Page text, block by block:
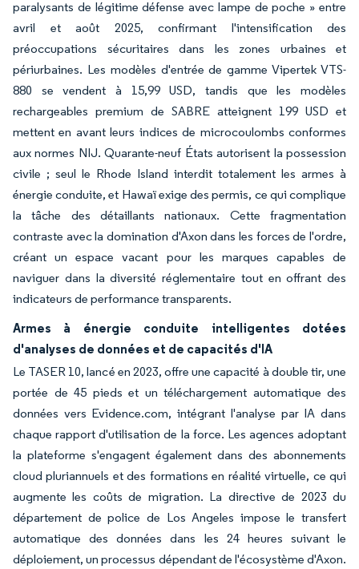
paralysants de légitime défense avec lampe de poche » entre
avril et août 2025, confirmant l'intensification des
préoccupations sécuritaires dans les zones urbaines et
périurbaines. Les modèles d'entrée de gamme Vipertek VTS-
880 se vendent à 15,99 USD, tandis que les modèles
rechargeables premium de SABRE atteignent 199 USD et
mettent en avant leurs indices de microcoulombs conformes
aux normes NIJ. Quarante-neuf États autorisent la possession
civile ; seul le Rhode Island interdit totalement les armes à
énergie conduite, et Hawaï exige des permis, ce qui complique
la tâche des détaillants nationaux. Cette fragmentation
contraste avec la domination d'Axon dans les forces de l'ordre,
créant un espace vacant pour les marques capables de
naviguer dans la diversité réglementaire tout en offrant des
indicateurs de performance transparents.
Armes à énergie conduite intelligentes dotées
d'analyses de données et de capacités d'IA
Le TASER 10, lancé en 2023, offre une capacité à double tir, une
portée de 45 pieds et un téléchargement automatique des
données vers Evidence.com, intégrant l'analyse par IA dans
chaque rapport d'utilisation de la force. Les agences adoptant
la plateforme s'engagent également dans des abonnements
cloud pluriannuels et des formations en réalité virtuelle, ce qui
augmente les coûts de migration. La directive de 2023 du
département de police de Los Angeles impose le transfert
automatique des données dans les 24 heures suivant le
déploiement, un processus dépendant de l'écosystème d'Axon.